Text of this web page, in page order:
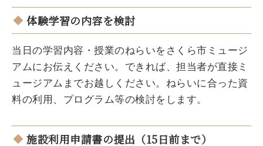
体験学習の内容を検討
当日の学習内容・授業のねらいをさくら市ミュージ
アムにお伝えください。できれば、担当者が直接ミ
ュージアムまでお越しください。ねらいに合った資
料の利用、プログラム等の検討をします。
施設利用申請書の提出（15日前まで）